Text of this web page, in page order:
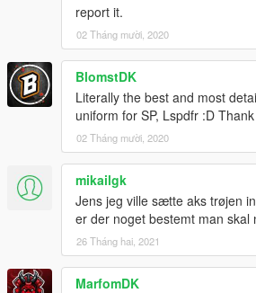
report it.
02 Tháng mười, 2020
BlomstDK
Literally the best and most
uniform for SP, Lspdfr :D
02 Tháng mười, 2020
mikailgk
Jens jeg ville sætte aks trøjen
er der noget bestemt man skal
26 Tháng hai, 2021
MarfomDK